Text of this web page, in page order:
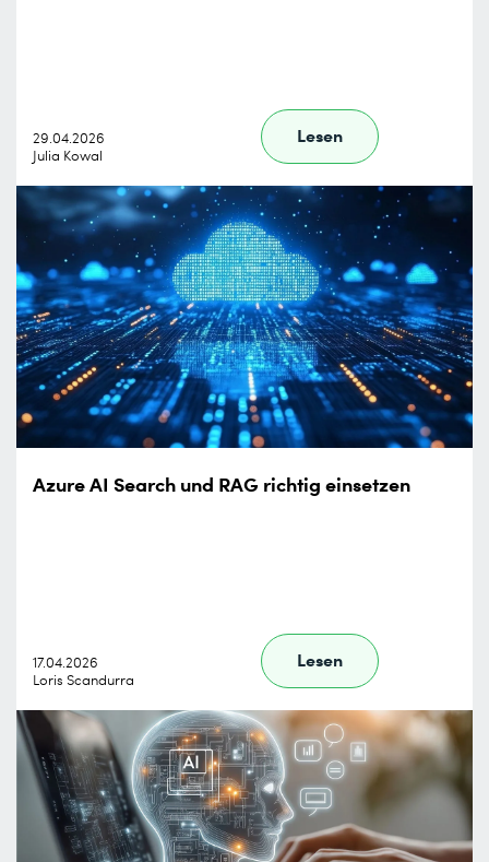
29.04.2026
Julia Kowal
Lesen
Azure AI Search und RAG richtig einsetzen
17.04.2026
Loris Scandurra
Lesen